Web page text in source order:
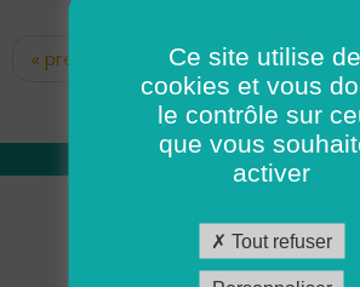
Pages
« premier ‹ précédent … 10
14 15 16
Qui sommes nous
Académie ADMR
Ce site utilise
cookies et vous
le contrôle sur
que vous
activer
Tout refuser